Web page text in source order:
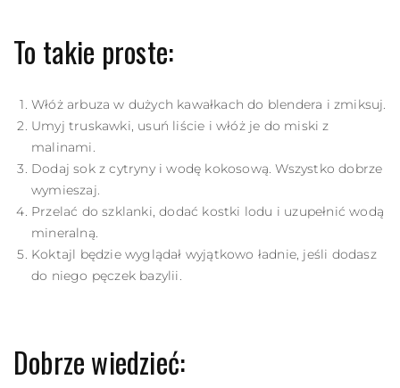
To takie proste:
Włóż arbuza w dużych kawałkach do blendera i zmiksuj.
Umyj truskawki, usuń liście i włóż je do miski z
malinami.
Dodaj sok z cytryny i wodę kokosową. Wszystko dobrze
wymieszaj.
Przelać do szklanki, dodać kostki lodu i uzupełnić wodą
mineralną.
Koktajl będzie wyglądał wyjątkowo ładnie, jeśli dodasz
do niego pęczek bazylii.
Dobrze wiedzieć: